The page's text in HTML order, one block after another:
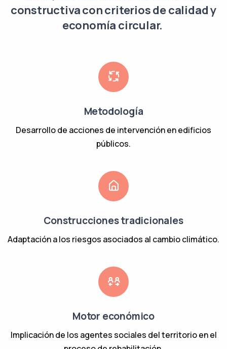
constructiva con criterios de calidad y
economía circular.
Metodología
Desarrollo de acciones de intervención en edificios
públicos.
Construcciones tradicionales
Adaptación a los riesgos asociados al cambio climático.
Motor económico
Implicación de los agentes sociales del territorio en el